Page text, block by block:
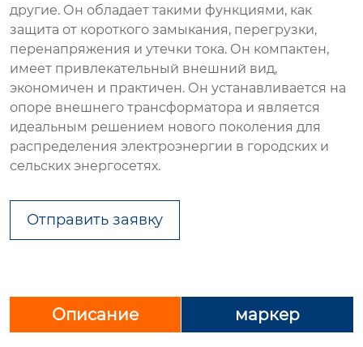
другие. Он обладает такими функциями, как
защита от короткого замыкания, перегрузки,
перенапряжения и утечки тока. Он компактен,
имеет привлекательный внешний вид,
экономичен и практичен. Он устанавливается на
опоре внешнего трансформатора и является
идеальным решением нового поколения для
распределения электроэнергии в городских и
сельских энергосетях.
Отправить заявку
Описание маркер